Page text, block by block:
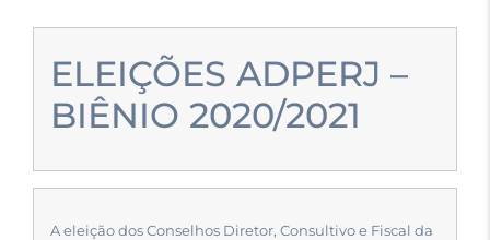
ELEIÇÕES ADPERJ –
BIÊNIO 2020/2021
A eleição dos Conselhos Diretor, Consultivo e Fiscal da